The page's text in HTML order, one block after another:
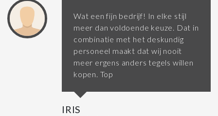
Wat een fijn bedrijf! In elke stijl
meer dan voldoende keuze. Dat in
combinatie met het deskundig
personeel maakt dat wij nooit
meer ergens anders tegels willen
kopen. Top
IRIS